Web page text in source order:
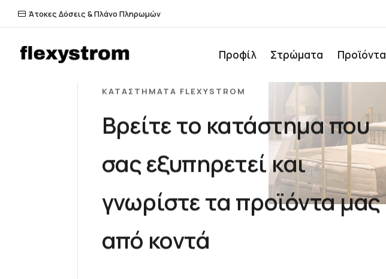
Άτοκες Δόσεις & Πλάνο Πληρωμών
Προφίλ Στρώματα Προϊόντα
ΚΑΤΑΣΤΉΜΑΤΑ FLEXYSTROM
Βρείτε το κατάστημα που
σας εξυπηρετεί και
γνωρίστε τα προϊόντα μας
από κοντά